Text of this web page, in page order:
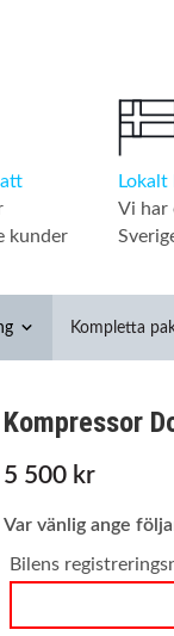
kunder
Lokalt
Vi har
Kompletta
Kompressor
5 500 kr
Var vänlig ange
Bilens